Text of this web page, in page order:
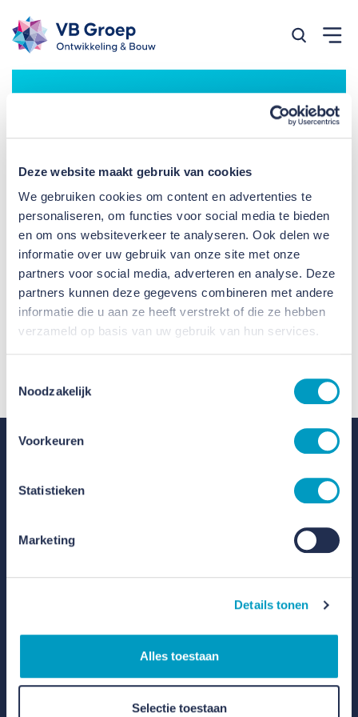
Deze website maakt gebruik van cookies
We gebruiken cookies om content en advertenties te
personaliseren, om functies voor social media te bieden
en om ons websiteverkeer te analyseren. Ook delen we
informatie over uw gebruik van onze site met onze
partners voor social media, adverteren en analyse. Deze
partners kunnen deze gegevens combineren met andere
informatie die u aan ze heeft verstrekt of die ze hebben
verzameld op basis van uw gebruik van hun services.
Noodzakelijk
Voorkeuren
Statistieken
Marketing
Details tonen
Alles toestaan
Selectie toestaan
Zoeken
Privacy statement
+31 40 213 51 33